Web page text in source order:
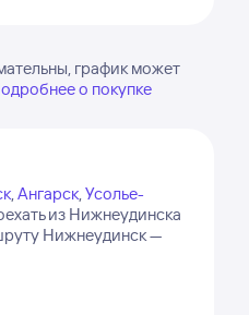
график может
о покупке
,Ангарск,Усолье-
из Нижнеудинска
Нижнеудинск —